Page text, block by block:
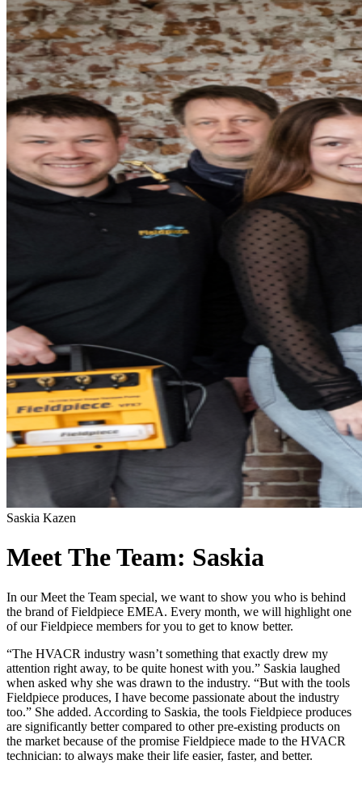
Saskia Kazen
Meet The Team: Saskia
In our Meet the Team special, we want to show you who is behind
the brand of Fieldpiece EMEA. Every month, we will highlight one
of our Fieldpiece members for you to get to know better.
“The HVACR industry wasn’t something that exactly drew my
attention right away, to be quite honest with you.” Saskia laughed
when asked why she was drawn to the industry. “But with the tools
Fieldpiece produces, I have become passionate about the industry
too.” She added. According to Saskia, the tools Fieldpiece produces
are significantly better compared to other pre-existing products on
the market because of the promise Fieldpiece made to the HVACR
technician: to always make their life easier, faster, and better.